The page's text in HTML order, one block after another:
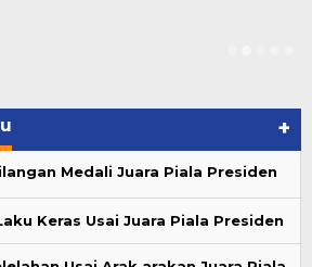
+
Medali Juara Piala Presiden
Keras Usai Juara Piala Presiden